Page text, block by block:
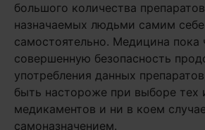
большого количества
назначаемых людьми самим себе
самостоятельно. Медицина пока
совершенную безопасность
употребления данных
быть настороже при выборе тех
медикаментов и ни в коем
самоназначением.